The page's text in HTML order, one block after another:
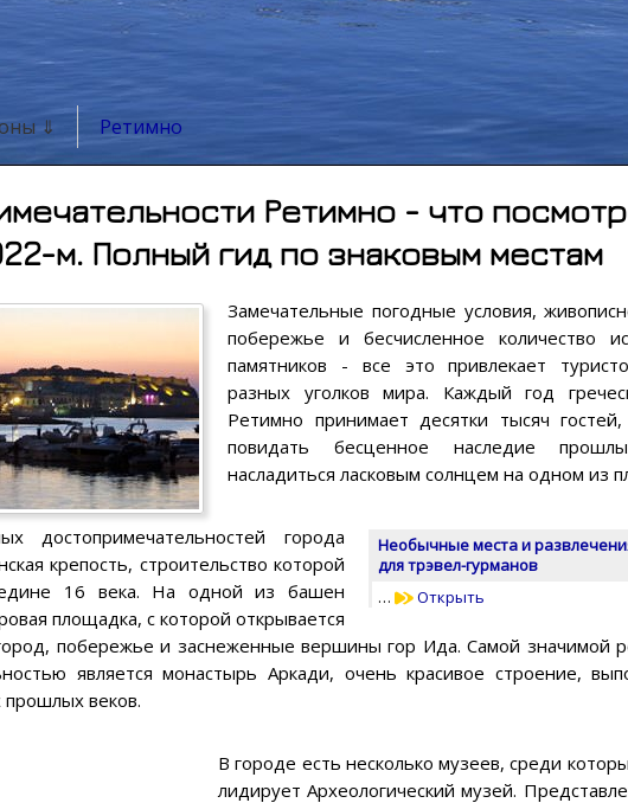
⇓ Ретимно
Ретимно - что
м. Полный гид по знаковым местам
Замечательные погодные условия,
побережье и бесчисленное количество
памятников - все это привлекает
разных уголков мира. Каждый год
Ретимно принимает десятки тысяч
повидать бесценное наследие
насладиться ласковым солнцем на одном из
Необычные места и
для трэвел-гурманов
…
Открыть
достопримечательностей города
крепость, строительство которой
16 века. На одной из башен
площадка, с которой открывается
побережье и заснеженные вершины гор Ида. Самой значимой
является монастырь Аркади, очень красивое строение,
веков.
В городе есть несколько музеев, среди
лидирует Археологический музей.